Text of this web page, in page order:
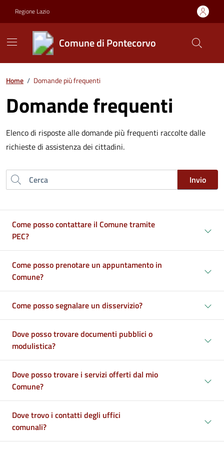
Regione Lazio
Comune di Pontecorvo
Contenuti in evidenza
Home / Domande più frequenti
Domande frequenti
Elenco di risposte alle domande più frequenti raccolte dalle
richieste di assistenza dei cittadini.
Cerca nel sito Invio
Come posso contattare il Comune tramite
PEC?
Come posso prenotare un appuntamento in
Comune?
Come posso segnalare un disservizio?
Dove posso trovare documenti pubblici o
modulistica?
Dove posso trovare i servizi offerti dal mio
Comune?
Dove trovo i contatti degli uffici
comunali?